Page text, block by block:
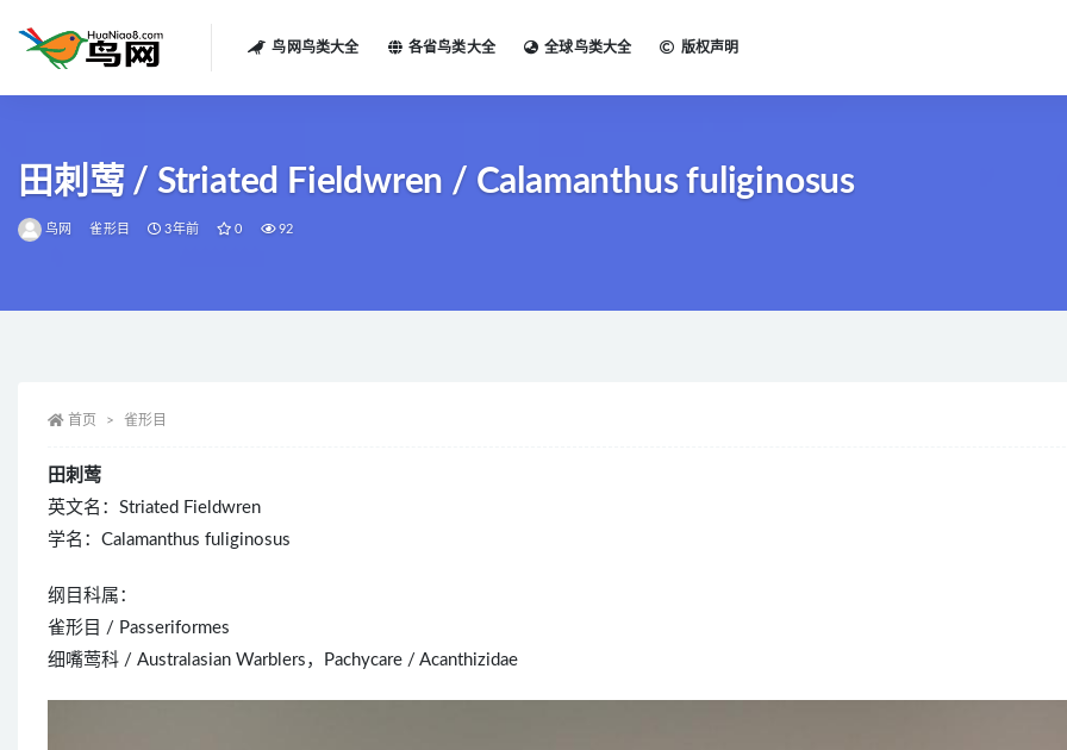
鸟网鸟类大全 各省鸟类大全 全球鸟类大全 版权声明
田刺莺 / Striated Fieldwren / Calamanthus fuliginosus
鸟网 雀形目 3年前 0 92
首页 雀形目
田刺莺
英文名：Striated Fieldwren
学名：Calamanthus fuliginosus
纲目科属：
雀形目 / Passeriformes
细嘴莺科 / Australasian Warblers，Pachycare / Acanthizidae